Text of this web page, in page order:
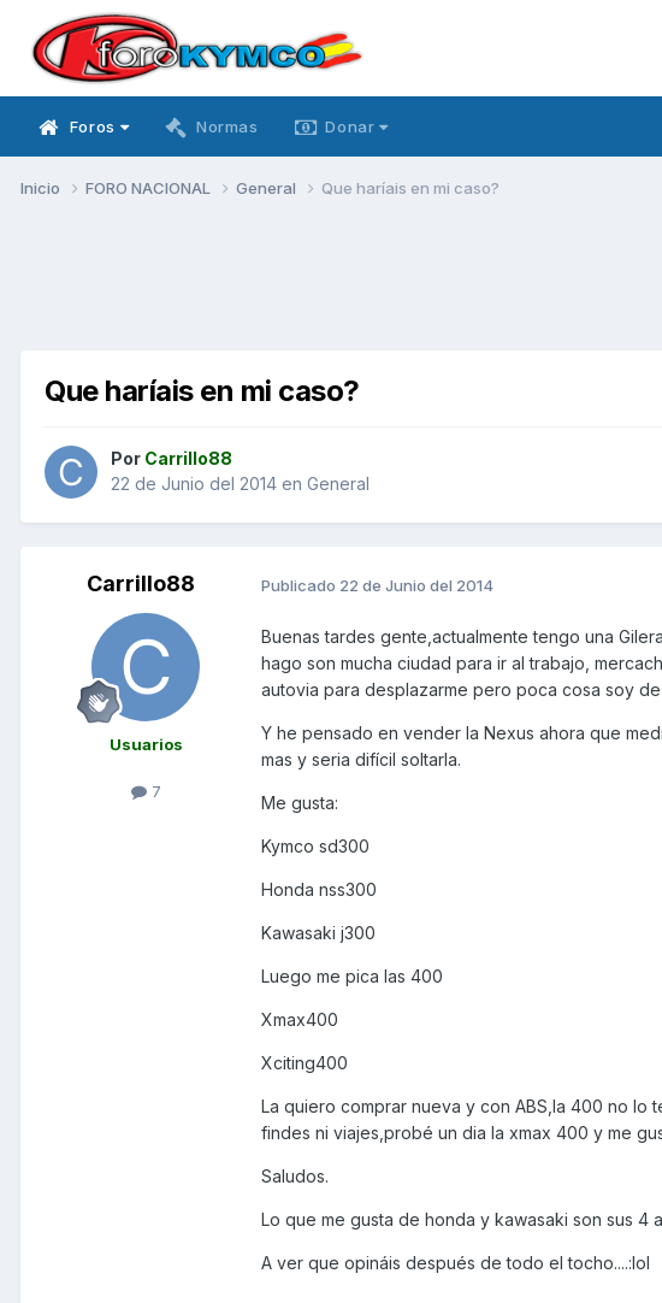
Foros Normas Donar
Inicio FORO NACIONAL General Que haríais en mi caso?
Que haríais en mi caso?
Por Carrillo88
22 de Junio del 2014 en General
Carrillo88
Usuarios
7
Publicado 22 de Junio del 2014
Buenas tardes gente,actualmente tengo una
hago son mucha ciudad para ir al trabajo,
autovia para desplazarme pero poca cosa soy
Y he pensado en vender la Nexus ahora que
mas y seria difícil soltarla.
Me gusta:
Kymco sd300
Honda nss300
Kawasaki j300
Luego me pica las 400
Xmax400
Xciting400
La quiero comprar nueva y con ABS,la 400 no
findes ni viajes,probé un dia la xmax 400 y me
Saludos.
Lo que me gusta de honda y kawasaki son sus 4
A ver que opináis después de todo el tocho....:lol